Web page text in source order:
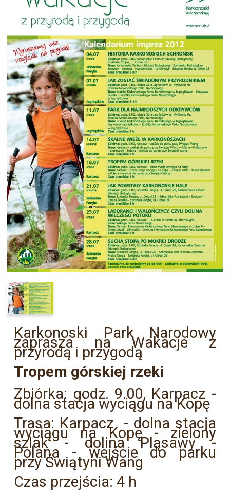
Karkonoski Park Narodowy
zaprasza na Wakacje z
przyrodą i przygodą
Tropem górskiej rzeki
Zbiórka: godz. 9.00, Karpacz -
dolna stacja wyciągu na Kopę
Trasa: Karpacz - dolna stacja
wyciągu na Kopę - zielony
szlak - dolina Pląsawy -
Polana - wejście do parku
przy Świątyni Wang
Czas przejścia: 4 h